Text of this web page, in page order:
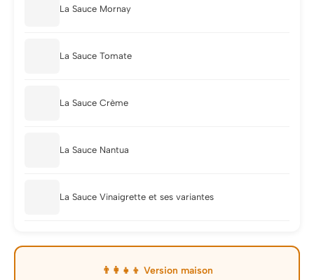
La Sauce Mornay
La Sauce Tomate
La Sauce Crème
La Sauce Nantua
La Sauce Vinaigrette et ses variantes
👨‍👩‍👧‍👦 Version maison